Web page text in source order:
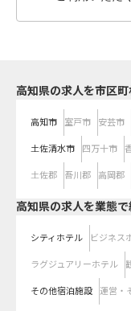
高知県の求人を市区
高知市 室戸市 安芸市
土佐清水市 四万十市
土佐郡 吾川郡 高岡郡
高知県の求人を業態
シティホテル ビジネス
ラグジュアリーホテル
その他宿泊施設 運営・